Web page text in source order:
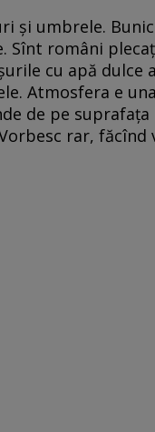
şi umbrele.
Sînt români
cu apă
Atmosfera e
de pe
rar, făcînd